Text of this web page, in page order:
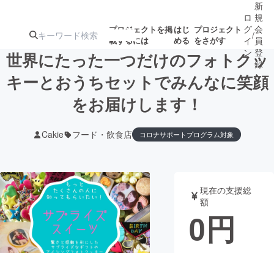
プロジェクトを掲
載するには
はじ
める
プロジェクト
をさがす
注目のリ 注目の新着プロ 募集終了が近いプ
ロジェクト
テクノロジー・ガジェット ゲーム・サ
映像・映画 書籍・雑誌
ロ
グ
イ
ン
/
新
規
会
員
登
録
世界にたった一つだけのフォトクッ
キーとおうちセットでみんなに笑顔
をお届けします！
Cakie フード・飲食店 コロナサポートプログラム対象
現在の支援総
額
0円